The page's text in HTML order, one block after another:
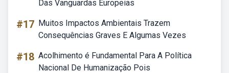
Das Vanguardas Europeias
#17 Muitos Impactos Ambientais Trazem
Consequências Graves E Algumas Vezes
#18 Acolhimento é Fundamental Para A Política
Nacional De Humanização Pois